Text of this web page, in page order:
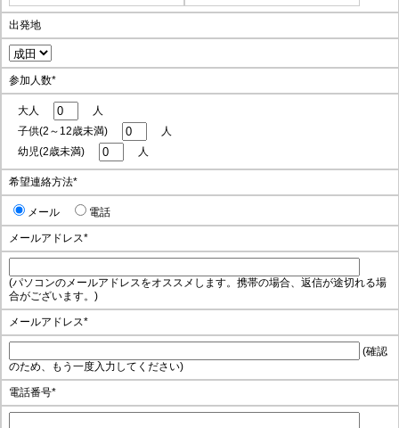
出発地
参加人数*
大人
人
子供(2～12歳未満)
人
幼児(2歳未満)
人
希望連絡方法*
メール 電話
メールアドレス*
(パソコンのメールアドレスをオススメします。携帯の場合、返信が途切れる場
合がございます。)
メールアドレス*
(確認
のため、もう一度入力してください)
電話番号*